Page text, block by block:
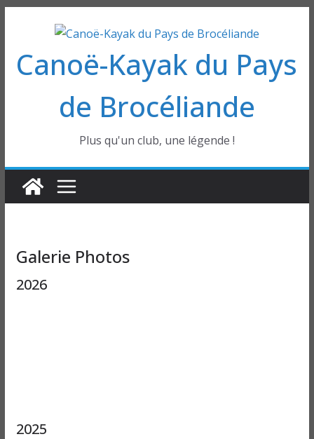
contenu
Canoë-Kayak du Pays
de Brocéliande
Plus qu'un club, une légende !
Galerie Photos
2026
2025